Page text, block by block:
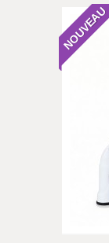
NOUVEAU